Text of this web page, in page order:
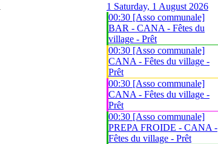
1 Saturday, 1 August 2026
00:30 [Asso communale]
BAR - CANA - Fêtes du
village - Prêt
00:30 [Asso communale]
CANA - Fêtes du village -
Prêt
00:30 [Asso communale]
CANA - Fêtes du village -
Prêt
00:30 [Asso communale]
PREPA FROIDE - CANA -
Fêtes du village - Prêt